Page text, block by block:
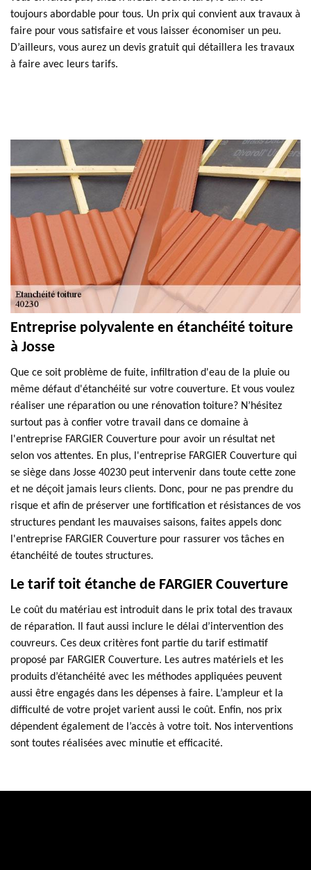
toujours abordable pour tous. Un prix qui convient aux travaux à
faire pour vous satisfaire et vous laisser économiser un peu.
D’ailleurs, vous aurez un devis gratuit qui détaillera les travaux
à faire avec leurs tarifs.
Entreprise polyvalente en étanchéité toiture
à Josse
Que ce soit problème de fuite, infiltration d'eau de la pluie ou
même défaut d'étanchéité sur votre couverture. Et vous voulez
réaliser une réparation ou une rénovation toiture? N’hésitez
surtout pas à confier votre travail dans ce domaine à
l'entreprise FARGIER Couverture pour avoir un résultat net
selon vos attentes. En plus, l'entreprise FARGIER Couverture qui
se siège dans Josse 40230 peut intervenir dans toute cette zone
et ne déçoit jamais leurs clients. Donc, pour ne pas prendre du
risque et afin de préserver une fortification et résistances de vos
structures pendant les mauvaises saisons, faites appels donc
l'entreprise FARGIER Couverture pour rassurer vos tâches en
étanchéité de toutes structures.
Le tarif toit étanche de FARGIER Couverture
Le coût du matériau est introduit dans le prix total des travaux
de réparation. Il faut aussi inclure le délai d’intervention des
couvreurs. Ces deux critères font partie du tarif estimatif
proposé par FARGIER Couverture. Les autres matériels et les
produits d’étanchéité avec les méthodes appliquées peuvent
aussi être engagés dans les dépenses à faire. L’ampleur et la
difficulté de votre projet varient aussi le coût. Enfin, nos prix
dépendent également de l’accès à votre toit. Nos interventions
sont toutes réalisées avec minutie et efficacité.